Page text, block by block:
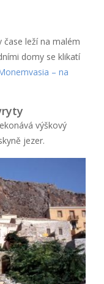
leží na malém
domy se klikatí
– na
výškový
jezer.